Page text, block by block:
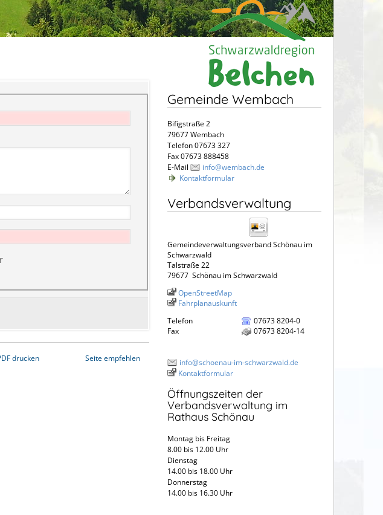
drucken Seite empfehlen
Gemeinde Wembach
Bifigstraße 2
79677 Wembach
Telefon 07673 327
Fax 07673 888458
E-Mail
info@wembach.de
Kontaktformular
Verbandsverwaltung
Gemeindeverwaltungsverband Schönau im
Schwarzwald
Talstraße 22
79677 Schönau im Schwarzwald
OpenStreetMap
Fahrplanauskunft
Telefon
07673 8204-0
Fax
07673 8204-14
info@schoenau-im-schwarzwald.de
Kontaktformular
Öffnungszeiten der
Verbandsverwaltung im
Rathaus Schönau
Montag bis Freitag
8.00 bis 12.00 Uhr
Dienstag
14.00 bis 18.00 Uhr
Donnerstag
14.00 bis 16.30 Uhr